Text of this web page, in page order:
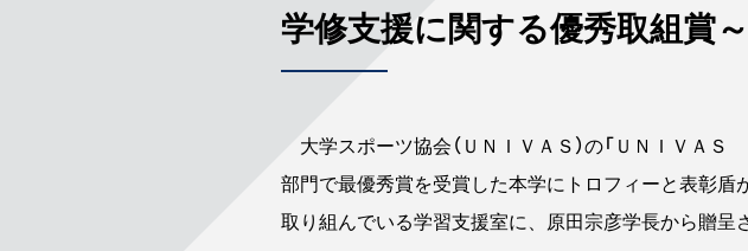
学修支援に関する優秀取組賞～
大学スポーツ協会（ＵＮＩＶＡＳ）の「ＵＮＩＶＡ
部門で最優秀賞を受賞した本学にトロフィーと表彰盾
取り組んでいる学習支援室に、原田宗彦学長から贈呈